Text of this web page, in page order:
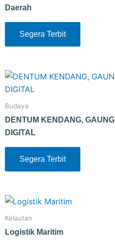
Daerah
Segera Terbit
Budaya
DENTUM KENDANG, GAUNG
DIGITAL
Segera Terbit
Kelautan
Logistik Maritim